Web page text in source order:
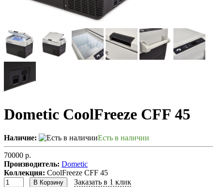
Dometic CoolFreeze CFF 45
Наличие: Есть в наличии
70000 р.
Производитель: Dometic
Коллекция: CoolFreeze CFF 45
В Корзину
Заказать в 1 клик